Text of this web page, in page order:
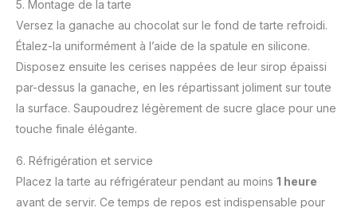
5. Montage de la tarte
Versez la ganache au chocolat sur le fond de tarte refroidi.
Étalez-la uniformément à l’aide de la spatule en silicone.
Disposez ensuite les cerises nappées de leur sirop épaissi
par-dessus la ganache, en les répartissant joliment sur toute
la surface. Saupoudrez légèrement de sucre glace pour une
touche finale élégante.
6. Réfrigération et service
Placez la tarte au réfrigérateur pendant au moins 1 heure
avant de servir. Ce temps de repos est indispensable pour